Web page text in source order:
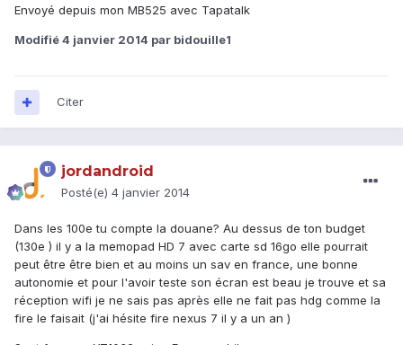
Envoyé depuis mon MB525 avec Tapatalk
Modifié4 janvier 2014 par bidouille1
Citer
jordandroid
Posté(e) 4 janvier 2014
Dans les 100e tu compte la douane? Au dessus de ton budget
(130e ) il y a la memopad HD 7 avec carte sd 16go elle pourrait
peut être être bien et au moins un sav en france, une bonne
autonomie et pour l'avoir teste son écran est beau je trouve et sa
réception wifi je ne sais pas après elle ne fait pas hdg comme la
fire le faisait (j'ai hésite fire nexus 7 il y a un an )